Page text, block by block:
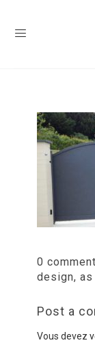
0
design,
Post a
Vous devez